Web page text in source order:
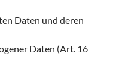
Daten und deren
Daten (Art. 16